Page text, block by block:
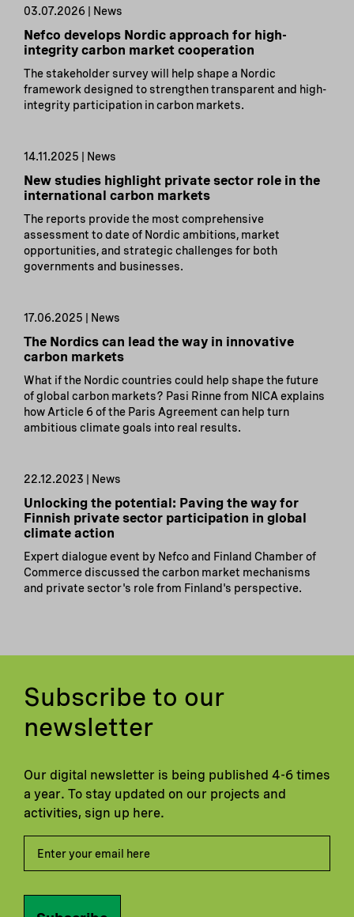
03.07.2026 | News
Nefco develops Nordic approach for high-
integrity carbon market cooperation
The stakeholder survey will help shape a Nordic
framework designed to strengthen transparent and high-
integrity participation in carbon markets.
14.11.2025 | News
New studies highlight private sector role in the
international carbon markets
The reports provide the most comprehensive
assessment to date of Nordic ambitions, market
opportunities, and strategic challenges for both
governments and businesses.
17.06.2025 | News
The Nordics can lead the way in innovative
carbon markets
What if the Nordic countries could help shape the future
of global carbon markets? Pasi Rinne from NICA explains
how Article 6 of the Paris Agreement can help turn
ambitious climate goals into real results.
22.12.2023 | News
Unlocking the potential: Paving the way for
Finnish private sector participation in global
climate action
Expert dialogue event by Nefco and Finland Chamber of
Commerce discussed the carbon market mechanisms
and private sector's role from Finland's perspective.
Subscribe to our
newsletter
Our digital newsletter is being published 4-6 times
a year. To stay updated on our projects and
activities, sign up here.